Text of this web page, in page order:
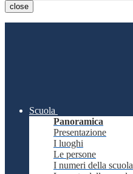
close
Scuola
Panoramica
Presentazione
I luoghi
Le persone
I numeri della scuola